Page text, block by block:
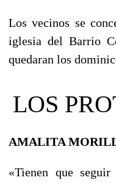
Los vecinos se
iglesia del Barrio
quedaran los
LOS
AMALITA
«Tienen que